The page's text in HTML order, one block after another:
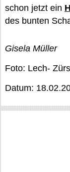
schon jetzt ein
des bunten
Gisela Müller
Foto: Lech-
Datum: